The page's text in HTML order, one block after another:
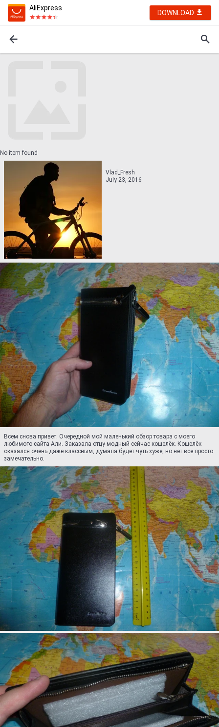
AliExpress
DOWNLOAD
No item found
Vlad_Fresh
July 23, 2016
Всем снова привет. Очередной мой маленький обзор товара с моего
любимого сайта Али. Заказала отцу модный сейчас кошелёк. Кошелёк
оказался очень даже классным, думала будет чуть хуже, но нет всё просто
замечательно.